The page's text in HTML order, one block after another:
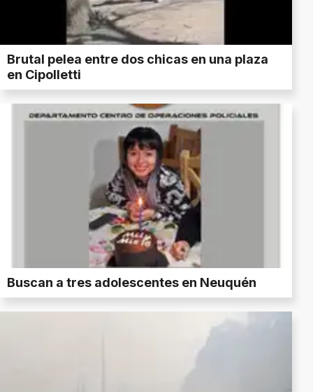
Brutal pelea entre dos chicas en una plaza
en Cipolletti
Buscan a tres adolescentes en Neuquén